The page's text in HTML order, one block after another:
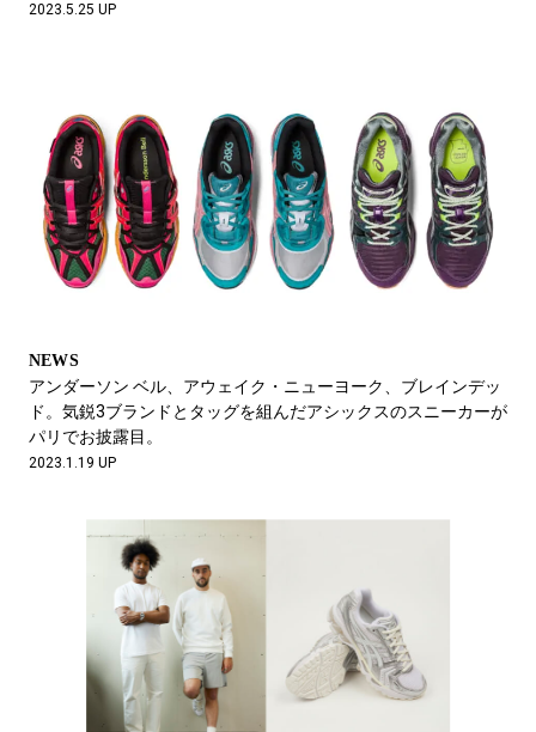
2023.5.25 UP
NEWS
アンダーソン ベル、アウェイク・ニューヨーク、ブレインデッ
ド。気鋭3ブランドとタッグを組んだアシックスのスニーカーが
パリでお披露目。
2023.1.19 UP